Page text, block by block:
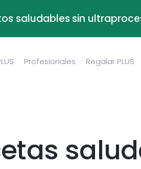
saludables sin
Profesionales Regalar PLUS